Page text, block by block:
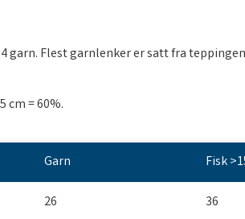
Flest garnlenker er satt fra
cm = 60%.
Garn Fisk
26 36